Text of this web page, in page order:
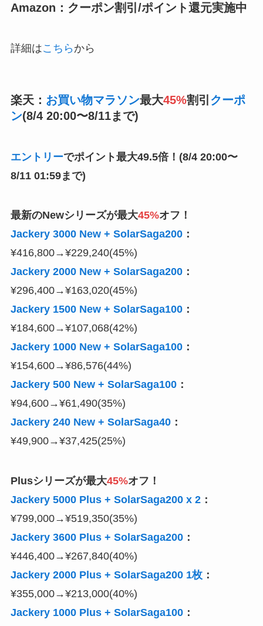
Amazon：クーポン割引/ポイント還元実施中
詳細はこちら から
楽天： お買い物マラソン最大45%割引 クーポ
ン(8/4 20:00〜8/11まで)
エントリーでポイント最大49.5倍！(8/4 20:00〜
8/11 01:59まで)
最新のNewシリーズが最大45%オフ！
Jackery 3000 New + SolarSaga200：
¥416,800→¥229,240(45%)
Jackery 2000 New + SolarSaga200：
¥296,400→¥163,020(45%)
Jackery 1500 New + SolarSaga100：
¥184,600→¥107,068(42%)
Jackery 1000 New + SolarSaga100：
¥154,600→¥86,576(44%)
Jackery 500 New + SolarSaga100：
¥94,600→¥61,490(35%)
Jackery 240 New + SolarSaga40：
¥49,900→¥37,425(25%)
Plusシリーズが最大45%オフ！
Jackery 5000 Plus + SolarSaga200 x 2：
¥799,000→¥519,350(35%)
Jackery 3600 Plus + SolarSaga200：
¥446,400→¥267,840(40%)
Jackery 2000 Plus + SolarSaga200 1枚：
¥355,000→¥213,000(40%)
Jackery 1000 Plus + SolarSaga100：